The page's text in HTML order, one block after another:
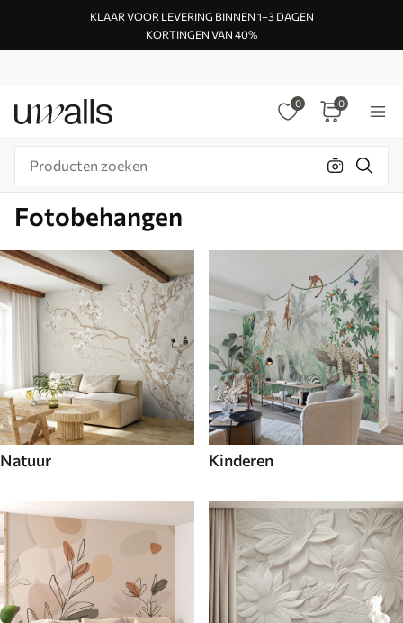
KLAAR VOOR LEVERING BINNEN 1–3 DAGEN
KORTINGEN VAN 40%
0 0
Fotobehangen
Natuur Kinderen